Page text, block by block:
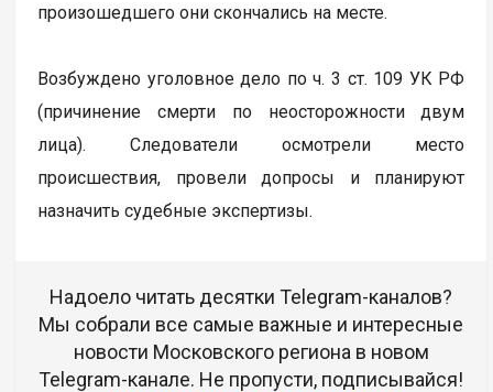
произошедшего они скончались на месте.
Возбуждено уголовное дело по ч. 3 ст. 109 УК РФ
(причинение смерти по неосторожности двум
лица). Следователи осмотрели место
происшествия, провели допросы и планируют
назначить судебные экспертизы.
Надоело читать десятки Telegram-каналов?
Мы собрали все самые важные и интересные
новости Московского региона в новом
Telegram-канале. Не пропусти, подписывайся!